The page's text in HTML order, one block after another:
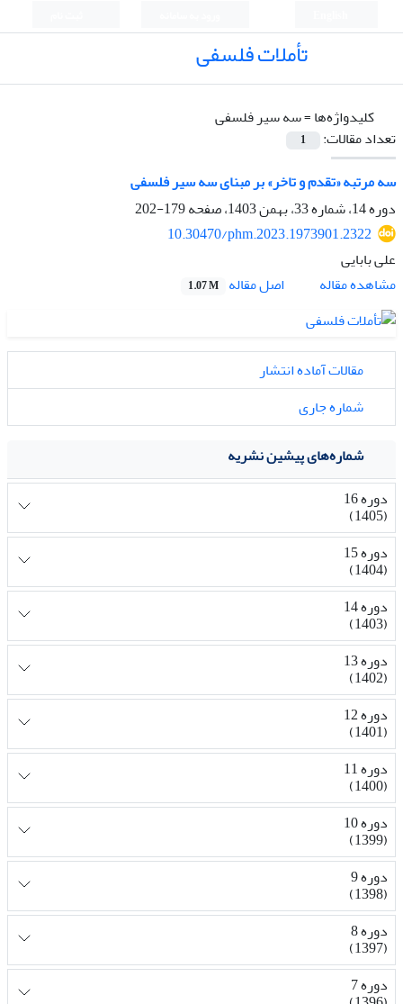
تأملات فلسفی
کلیدواژه‌ها =سه سیر فلسفی
تعداد مقالات:
1
سه مرتبه «تقدم و تاخر» بر مبنای سه سیر فلسفی
دوره 14، شماره 33، بهمن 1403، صفحه
179-202
10.30470/phm.2023.1973901.2322
علی بابایی
مشاهده مقاله
اصل مقاله 1.07 M
مقالات آماده انتشار
شماره جاری
شماره‌های پیشین نشریه
دوره 16
(1405)
دوره 15
(1404)
دوره 14
(1403)
دوره 13
(1402)
دوره 12
(1401)
دوره 11
(1400)
دوره 10
(1399)
دوره 9
(1398)
دوره 8
(1397)
دوره 7